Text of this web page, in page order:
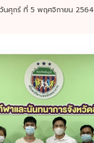
วันศุกร์ ที่ 5 พฤศจิกายน 2564